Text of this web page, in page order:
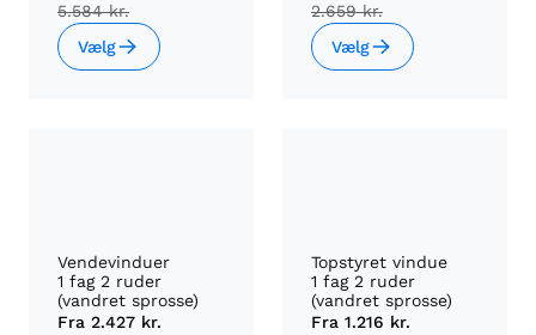
5.584 kr.
Vælg
2.659 kr.
Vælg
Vendevinduer
1 fag 2 ruder
(vandret sprosse)
Fra 2.427 kr.
Topstyret vindue
1 fag 2 ruder
(vandret sprosse)
Fra 1.216 kr.